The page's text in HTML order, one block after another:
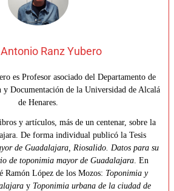
Ranz Yubero
es Profesor asociado del Departamento de
Documentación de la Universidad de Alcalá
de Henares.
y artículos, más de un centenar, sobre la
De forma individual publicó la Tesis
de Guadalajara, Riosalido. Datos para su
de toponimia mayor de Guadalajara. En
Ramón López de los Mozos: Toponimia y
y Toponimia urbana de la ciudad de